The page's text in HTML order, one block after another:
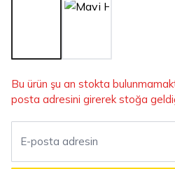
Bu ürün şu an stokta
posta adresini girerek stoğa